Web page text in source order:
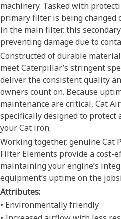
machinery. Tasked with
primary filter is being changed
in the main filter, this
preventing damage due to
Constructed of durable
meet Caterpillar’s stringent
deliver the consistent quality
owners count on. Because
maintenance are critical, Cat
specifically designed to protect
your Cat iron.
Working together, genuine Cat
Filter Elements provide a cost-
maintaining your engine’s
equipment’s uptime on the
Attributes:
• Environmentally friendly